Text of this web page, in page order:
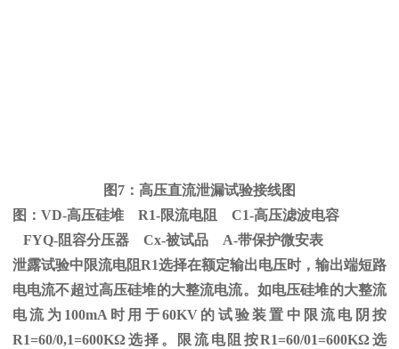
图 7 ：高压直流泄漏试验接线图
图： VD-高压硅堆 R1-限流电阻 C1-高压滤波电容
FYQ-阻容分压器 Cx-被试品 A-带保护微安表
泄露试验中限流电阻R1选择在额定输出电压时，输出端短路
电电流不超过高压硅堆的大整流电流。如电压硅堆的大整流
电流为 100mA 时用于60KV的试验装置中限流电阴按
R1=60/0,1=600KΩ 选择。限流电阻按R1=60/01=600KΩ选